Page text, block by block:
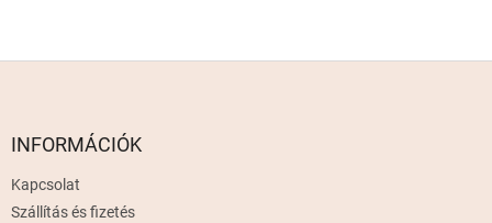
INFORMÁCIÓK
Kapcsolat
Szállítás és fizetés